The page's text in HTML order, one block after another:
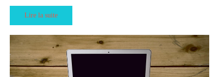
Lire la suite